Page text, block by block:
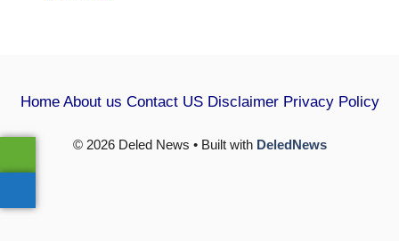
© 2026 Deled News • Built with DeledNews
Home About us Contact US Disclaimer Privacy Policy